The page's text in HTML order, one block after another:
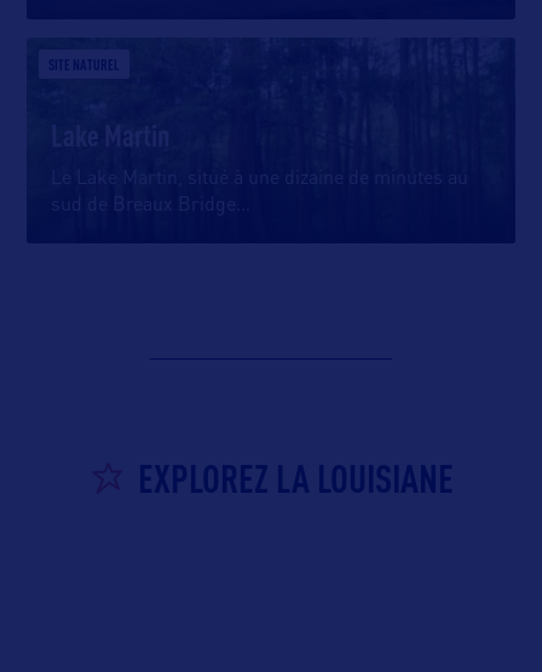
SITE NATUREL
Le Lake Martin, situé à une dizaine de minutes au
sud de Breaux Bridge
EXPLOREZ LA LOUISIANE